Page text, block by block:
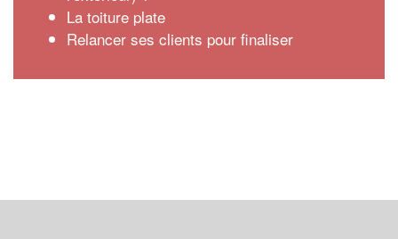
La toiture plate
Relancer ses clients pour finaliser